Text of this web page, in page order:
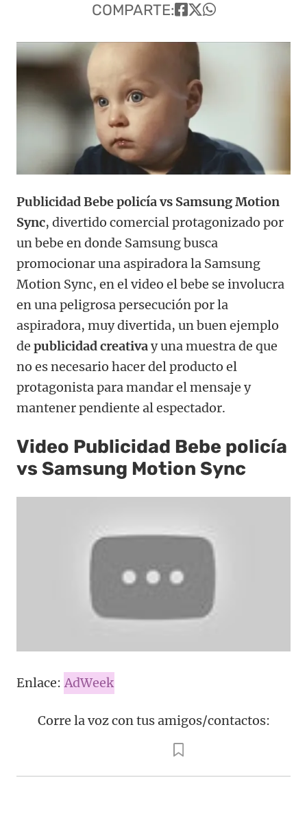
COMPARTE:
Publicidad Bebe policía vs Samsung Motion
Sync, divertido comercial protagonizado por
un bebe en donde Samsung busca
promocionar una aspiradora la Samsung
Motion Sync, en el video el bebe se involucra
en una peligrosa persecución por la
aspiradora, muy divertida, un buen ejemplo
de publicidad creativay una muestra de que
no es necesario hacer del producto el
protagonista para mandar el mensaje y
mantener pendiente al espectador.
Video Publicidad Bebe policía
vs Samsung Motion Sync
Enlace: AdWeek
Corre la voz con tus amigos/contactos: